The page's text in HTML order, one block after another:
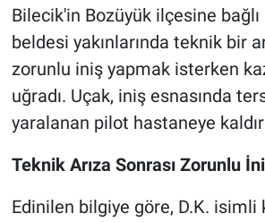
Bilecik'in Bozüyük ilçesine bağlı
beldesi yakınlarında teknik bir
zorunlu iniş yapmak isterken
uğradı. Uçak, iniş esnasında
yaralanan pilot hastaneye
Teknik Arıza Sonrası Zorunlu
Edinilen bilgiye göre, D.K. isimli